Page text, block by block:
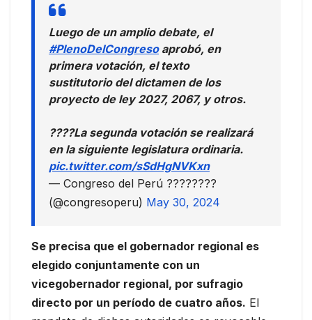
Luego de un amplio debate, el
#PlenoDelCongresoaprobó, en
primera votación, el texto
sustitutorio del dictamen de los
proyecto de ley 2027, 2067, y otros.
????La segunda votación se realizará
en la siguiente legislatura ordinaria.
pic.twitter.com/sSdHgNVKxn
— Congreso del Perú ????????
(@congresoperu) May 30, 2024
Se precisa que el gobernador regional es
elegido conjuntamente con un
vicegobernador regional, por sufragio
directo por un período de cuatro años. El